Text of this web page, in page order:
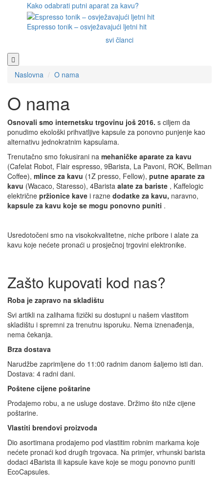
Kako odabrati putni aparat za kavu?
Espresso tonik – osvježavajući ljetni hit
svi članci
Naslovna O nama
O nama
Osnovali smo internetsku trgovinu još 2016. s ciljem da
ponudimo ekološki prihvatljive kapsule za ponovno punjenje kao
alternativu jednokratnim kapsulama.
Trenutačno smo fokusirani na mehaničke aparate za kavu
(Cafelat Robot, Flair espresso, 9Barista, La Pavoni, ROK, Bellman
Coffee), mlince za kavu (1Z presso, Fellow), putne aparate za
kavu (Wacaco, Staresso), 4Barista alate za bariste , Kaffelogic
električne pržionice kave i razne dodatke za kavu, naravno,
kapsule za kavu koje se mogu ponovno puniti .
Usredotočeni smo na visokokvalitetne, niche pribore i alate za
kavu koje nećete pronaći u prosječnoj trgovini elektronike.
Zašto kupovati kod nas?
Roba je zapravo na skladištu
Svi artikli na zalihama fizički su dostupni u našem vlastitom
skladištu i spremni za trenutnu isporuku. Nema iznenađenja,
nema čekanja.
Brza dostava
Narudžbe zaprimljene do 11:00 radnim danom šaljemo isti dan.
Dostava: 4 radni dani.
Poštene cijene poštarine
Prodajemo robu, a ne usluge dostave. Držimo što niže cijene
poštarine.
Vlastiti brendovi proizvoda
Dio asortimana prodajemo pod vlastitim robnim markama koje
nećete pronaći kod drugih trgovaca. Na primjer, vrhunski barista
dodaci 4Barista ili kapsule kave koje se mogu ponovno puniti
EcoCapsules.